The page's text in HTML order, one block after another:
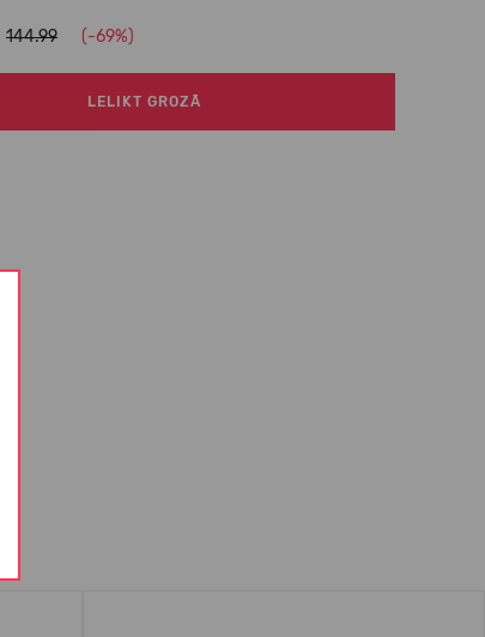
144.99 (-69%)
LELIKT GROZĀ